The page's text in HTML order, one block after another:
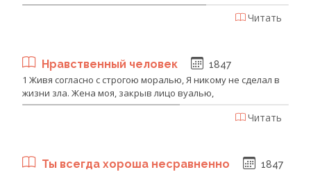
Читать
Нравственный человек 1847
1 Живя согласно с строгою моралью, Я никому не сделал в
жизни зла. Жена моя, закрыв лицо вуалью,
Читать
Ты всегда хороша несравненно 1847